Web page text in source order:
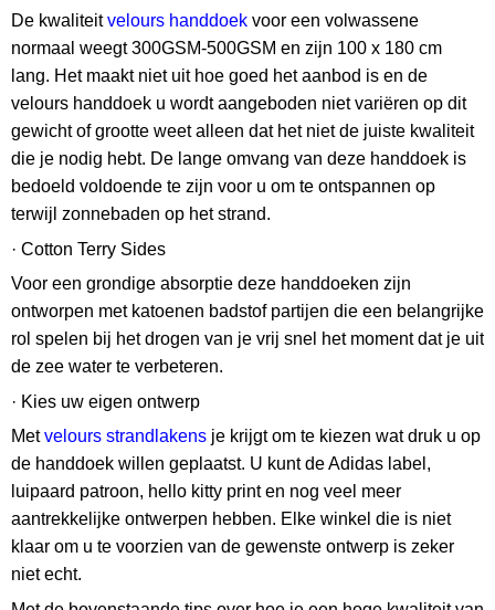
De kwaliteitvelours handdoek voor een volwassene
normaal weegt 300GSM-500GSM en zijn 100 x 180 cm
lang. Het maakt niet uit hoe goed het aanbod is en de
velours handdoek u wordt aangeboden niet variëren op dit
gewicht of grootte weet alleen dat het niet de juiste kwaliteit
die je nodig hebt. De lange omvang van deze handdoek is
bedoeld voldoende te zijn voor u om te ontspannen op
terwijl zonnebaden op het strand.
· Cotton Terry Sides
Voor een grondige absorptie deze handdoeken zijn
ontworpen met katoenen badstof partijen die een belangrijke
rol spelen bij het drogen van je vrij snel het moment dat je uit
de zee water te verbeteren.
· Kies uw eigen ontwerp
Metvelours strandlakens je krijgt om te kiezen wat druk u op
de handdoek willen geplaatst. U kunt de Adidas label,
luipaard patroon, hello kitty print en nog veel meer
aantrekkelijke ontwerpen hebben. Elke winkel die is niet
klaar om u te voorzien van de gewenste ontwerp is zeker
niet echt.